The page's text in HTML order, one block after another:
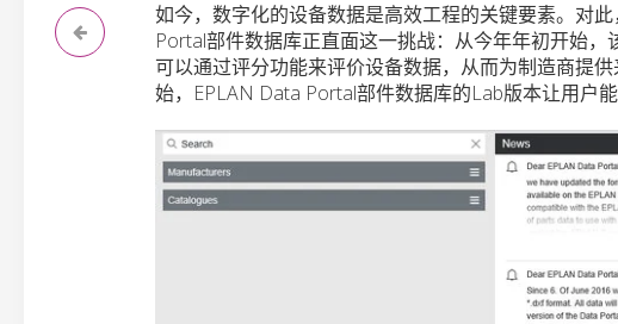
如今，数字化的设备数据是高效工程的关键要素。对
Portal部件数据库正直面这一挑战：从今年年初开始
可以通过评分功能来评价设备数据，从而为制造商提
始，EPLAN Data Portal部件数据库的Lab版本让用户